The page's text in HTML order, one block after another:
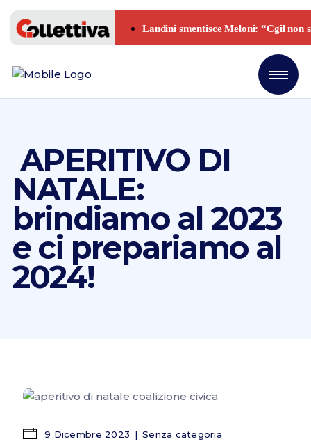
APERITIVO DI
NATALE:
brindiamo al 2023
e ci prepariamo al
2024!
9 Dicembre 2023 Senza categoria